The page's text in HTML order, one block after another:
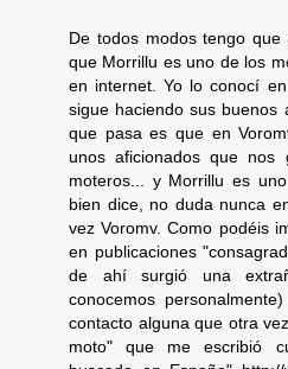
De todos modos tengo
que Morrillu es uno de los
en internet. Yo lo conocí
sigue haciendo sus buenos
que pasa es que en
unos aficionados que nos
moteros... y Morrillu es
bien dice, no duda nunca
vez Voromv. Como podéis
en publicaciones
de ahí surgió una
conocemos
contacto alguna que otra
moto" que me escribió